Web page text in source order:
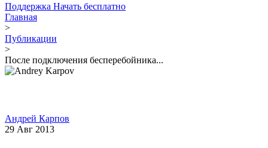
Поддержка Начать бесплатно
Главная
>
Публикации
>
После подключения бесперебойника...
Андрей Карпов
29 Авг 2013